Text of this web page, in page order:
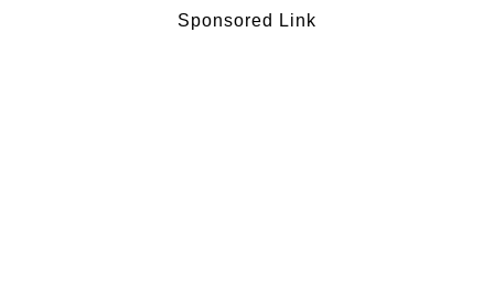
Sponsored Link